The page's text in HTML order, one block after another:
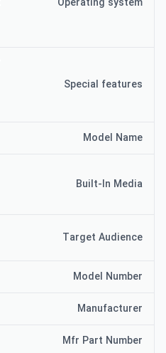
Special features
Model Name
Built-In Media
Target Audience
Model Number
Manufacturer
Mfr Part Number